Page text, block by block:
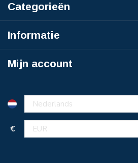
Categorieën
Informatie
Mijn account
€